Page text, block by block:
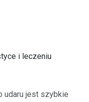
i leczeniu
udaru jest szybkie